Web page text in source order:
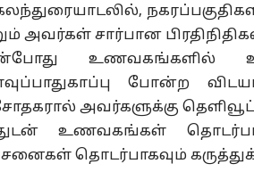
அவர்கள் சார்பான
உணவகங்களில்
போன்ற
அவர்களுக்கு
உணவகங்கள்
தொடர்பாகவும்